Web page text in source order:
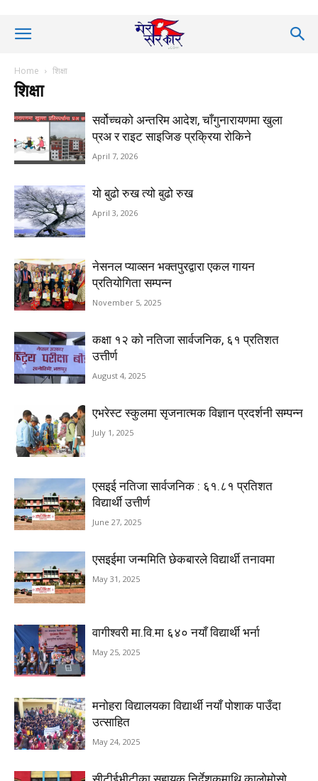
Home शिक्षा
शिक्षा
सर्वोच्चको अन्तरिम आदेश, चाँगुनारायणमा खुला
प्रअ र राइट साइजिङ प्रक्रिया रोकिने
April 7, 2026
यो बुढो रुख त्यो बुढो रुख
April 3, 2026
नेसनल प्याव्सन भक्तपुरद्वारा एकल गायन
प्रतियोगिता सम्पन्न
November 5, 2025
कक्षा १२ को नतिजा सार्वजनिक, ६१ प्रतिशत
उत्तीर्ण
August 4, 2025
एभरेस्ट स्कुलमा सृजनात्मक विज्ञान प्रदर्शनी सम्पन्न
July 1, 2025
एसइई नतिजा सार्वजनिक : ६१.८१ प्रतिशत
विद्यार्थी उत्तीर्ण
June 27, 2025
एसइईमा जन्ममिति छेकबारले विद्यार्थी तनावमा
May 31, 2025
वागीश्वरी मा.वि.मा ६४० नयाँ विद्यार्थी भर्ना
May 25, 2025
मनोहरा विद्यालयका विद्यार्थी नयाँ पोशाक पाउँदा
उत्साहित
May 24, 2025